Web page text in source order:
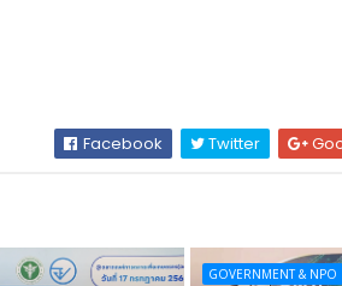
Facebook Twitter
GOVERNMENT & NPO